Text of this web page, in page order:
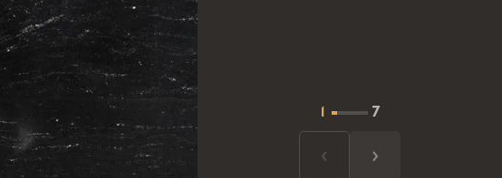
7